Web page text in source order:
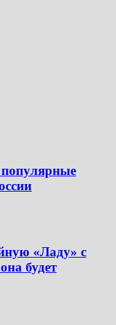
«Ладу» с
будет